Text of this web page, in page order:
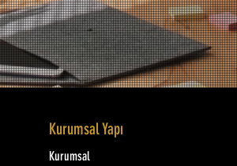
Kurumsal Yapı
Kurumsal